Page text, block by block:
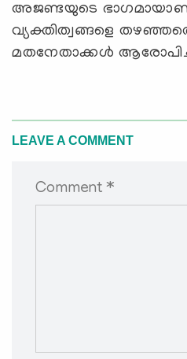
അജണ്ടയുടെ ഭാഗമായാണ്
വ്യക്തിത്വങ്ങളെ
മതനേതാക്കള്‍
LEAVE A COMMENT
Comment *